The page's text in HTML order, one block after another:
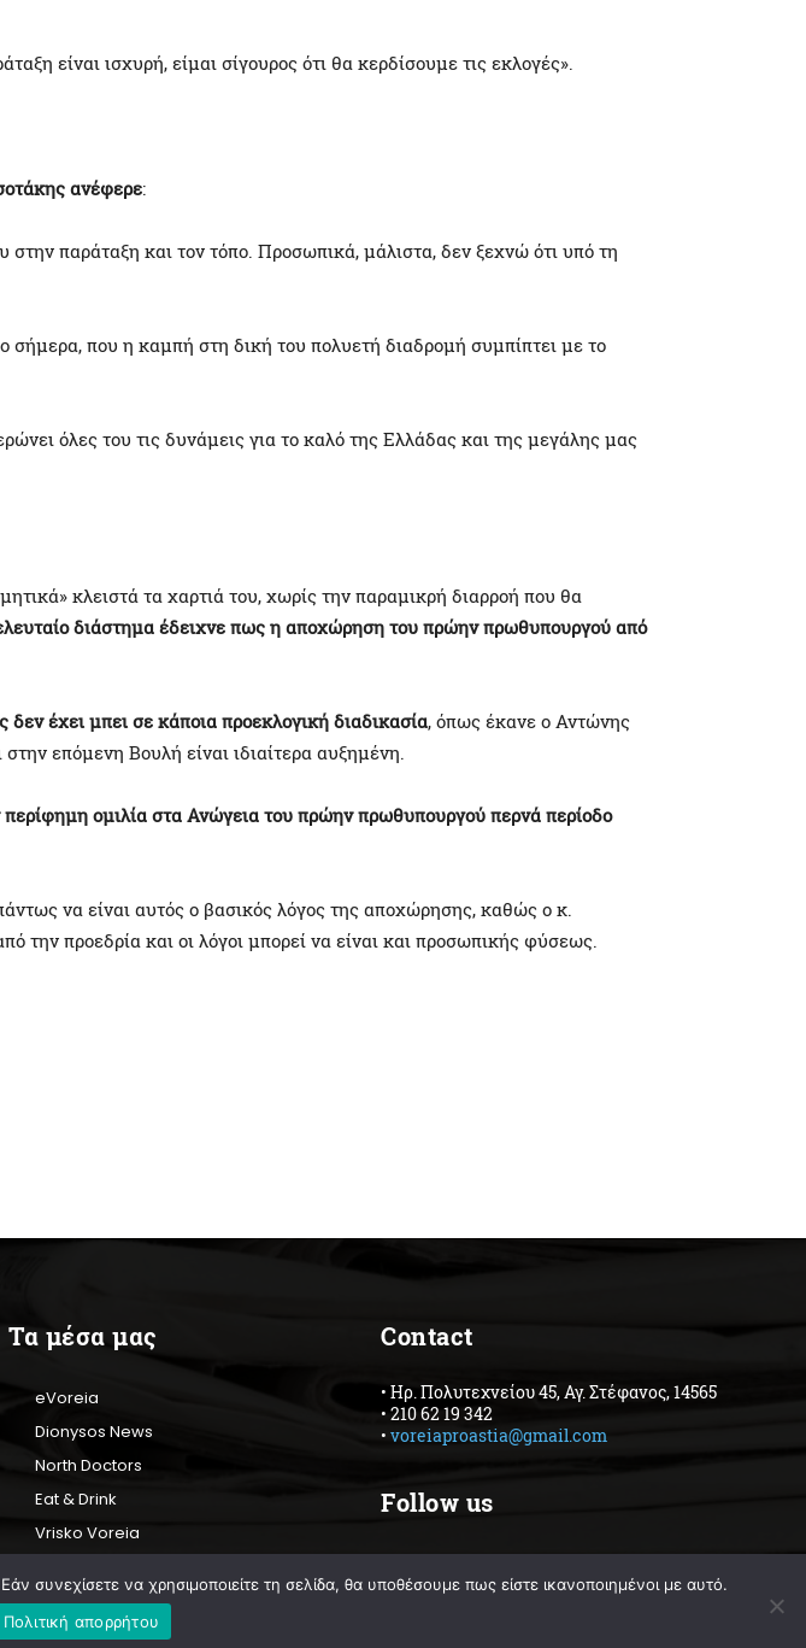
είναι ισχυρή, είμαι σίγουρος ότι θα κερδίσουμε τις εκλογές».
ανέφερε:
παράταξη και τον τόπο. Προσωπικά, μάλιστα, δεν ξεχνώ ότι υπό τη
σήμερα, που η καμπή στη δική του πολυετή διαδρομή συμπίπτει με το
όλες του τις δυνάμεις για το καλό της Ελλάδας και της μεγάλης μας
κλειστά τα χαρτιά του, χωρίς την παραμικρή διαρροή που θα
διάστημα έδειχνε πως η αποχώρηση του πρώην πρωθυπουργού από
έχει μπει σε κάποια προεκλογική διαδικασία, όπως έκανε ο Αντώνης
επόμενη Βουλή είναι ιδιαίτερα αυξημένη.
ομιλία στα Ανώγεια του πρώην πρωθυπουργού περνά περίοδο
να είναι αυτός ο βασικός λόγος της αποχώρησης, καθώς ο κ.
προεδρία και οι λόγοι μπορεί να είναι και προσωπικής φύσεως.
Τα μέσα μας
eVoreia
Dionysos News
North Doctors
Eat & Drink
Vrisko Voreia
Contact
• Ηρ. Πολυτεχνείου 45, Αγ. Στέφανος, 14565
• 210 62 19 342
• voreiaproastia@gmail.com
Follow us
συνεχίσετε να χρησιμοποιείτε τη σελίδα, θα υποθέσουμε πως είστε ικανοποιημένοι με αυτό.
Πολιτική απορρήτου